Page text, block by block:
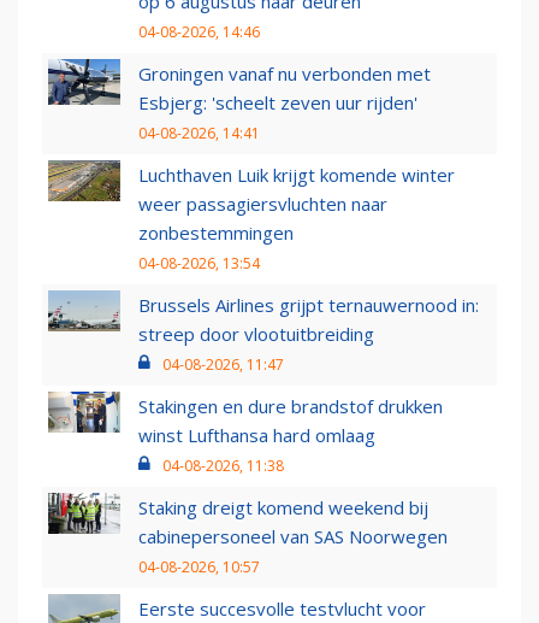
04-08-2026, 14:46
Groningen vanaf nu verbonden met
Esbjerg: 'scheelt zeven uur rijden'
04-08-2026, 14:41
Luchthaven Luik krijgt komende winter
weer passagiersvluchten naar
zonbestemmingen
04-08-2026, 13:54
Brussels Airlines grijpt ternauwernood in:
streep door vlootuitbreiding
04-08-2026, 11:47
Stakingen en dure brandstof drukken
winst Lufthansa hard omlaag
04-08-2026, 11:38
Staking dreigt komend weekend bij
cabinepersoneel van SAS Noorwegen
04-08-2026, 10:57
Eerste succesvolle testvlucht voor